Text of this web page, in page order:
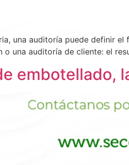
una auditoría puede definir
o una auditoría de cliente: el
embotellado,